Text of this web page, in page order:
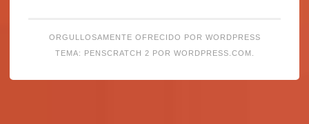
ORGULLOSAMENTE OFRECIDO POR WORDPRESS
TEMA: PENSCRATCH 2 POR WORDPRESS.COM